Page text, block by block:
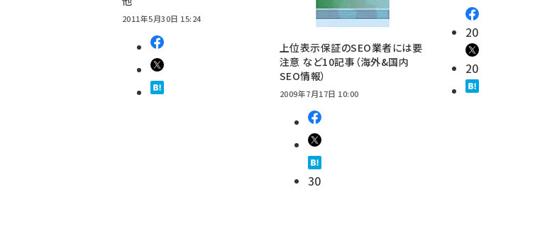
2011年5月30日 15:24
上位表示保証のSEO業者には要
注意 など10記事（海外&国内
SEO情報）
2009年7月17日 10:00
30
20
20